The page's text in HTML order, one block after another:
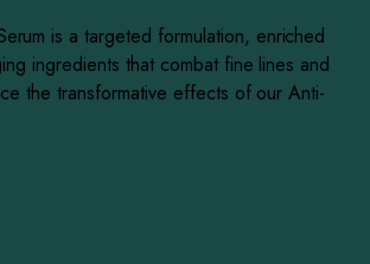
is a targeted formulation, enriched
ingredients that combat fine lines and
the transformative effects of our Anti-